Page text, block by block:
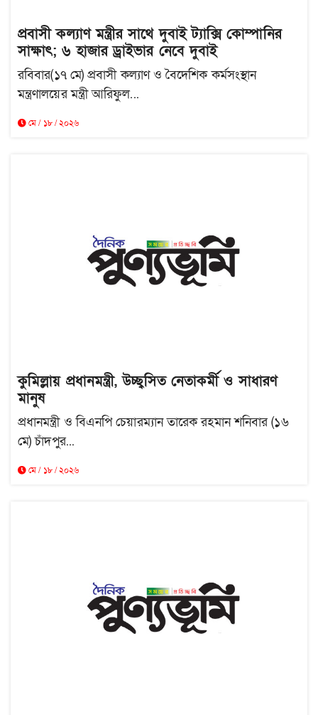
প্রবাসী কল্যাণ মন্ত্রীর সাথে দুবাই ট্যাক্সি কোম্পানির
সাক্ষাৎ; ৬ হাজার ড্রাইভার নেবে দুবাই
রবিবার(১৭ মে) প্রবাসী কল্যাণ ও বৈদেশিক কর্মসংস্থান
মন্ত্রণালয়ের মন্ত্রী আরিফুল...
মে / ১৮ / ২০২৬
কুমিল্লায় প্রধানমন্ত্রী, উচ্ছ্বসিত নেতাকর্মী ও সাধারণ
মানুষ
প্রধানমন্ত্রী ও বিএনপি চেয়ারম্যান তারেক রহমান শনিবার (১৬
মে) চাঁদপুর...
মে / ১৮ / ২০২৬